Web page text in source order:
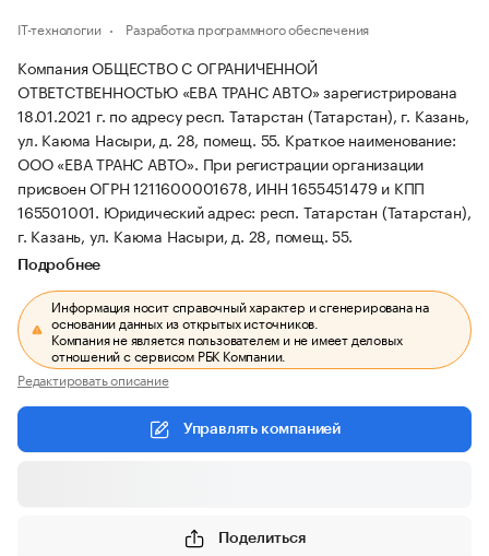
IT-технологии Разработка программного обеспечения
Компания ОБЩЕСТВО С ОГРАНИЧЕННОЙ
ОТВЕТСТВЕННОСТЬЮ «ЕВА ТРАНС АВТО» зарегистрирована
18.01.2021 г. по адресу респ. Татарстан (Татарстан), г. Казань,
ул. Каюма Насыри, д. 28, помещ. 55. Краткое наименование:
ООО «ЕВА ТРАНС АВТО». При регистрации организации
присвоен ОГРН 1211600001678, ИНН 1655451479 и КПП
165501001. Юридический адрес: респ. Татарстан (Татарстан),
г. Казань, ул. Каюма Насыри, д. 28, помещ. 55.
Подробнее
Информация носит справочный характер и сгенерирована на
основании данных из открытых источников.
Компания не является пользователем и не имеет деловых
отношений с сервисом РБК Компании.
Редактировать описание
Управлять компанией
Поделиться